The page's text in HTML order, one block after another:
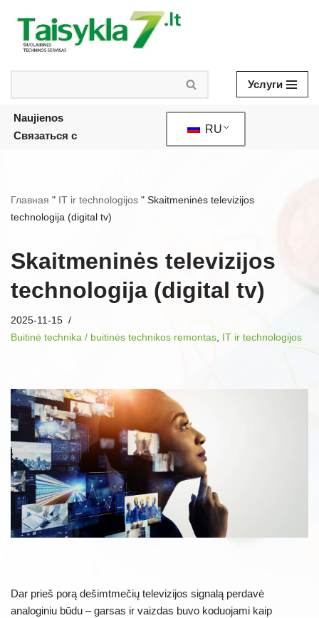
Skip
content
Услуги
Naujienos
Связаться с
RU
Главная " IT ir technologijos " Skaitmeninės televizijos
technologija (digital tv)
Skaitmeninės televizijos
technologija (digital tv)
2025-11-15
Buitinė technika / buitinės technikos remontas IT ir technologijos
Dar prieš porą dešimtmečių televizijos signalą perdavė
analoginiu būdu – garsas ir vaizdas buvo koduojami kaip